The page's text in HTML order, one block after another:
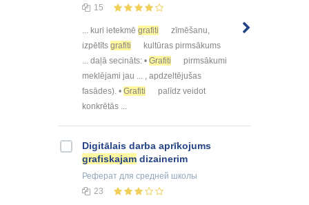
15
... kuri ietekmē grafiti
zīmēšanu,
izpētīts grafiti
kultūras pirmsākums
... daļā secināts: • Grafiti
pirmsākumi
meklējami jau ... , apdzeltējušas
fasādes). • Grafiti
palīdz veidot
konkrētās ...
Digitālais darba aprīkojums
grafiskajam dizainerim
Реферат для средней школы
23